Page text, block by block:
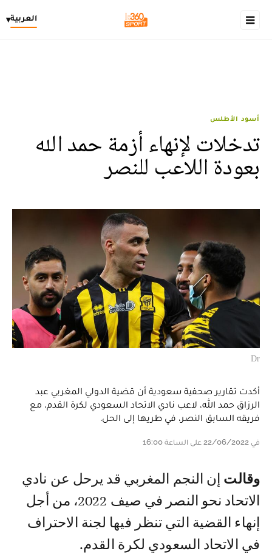
العربية▾
أسود الأطلس
تدخلات لإنهاء أزمة حمد الله
بعودة اللاعب للنصر
Dr
أكدت تقارير صحفية سعودية أن قضية الدولي المغربي عبد
الرزاق حمد الله، لاعب نادي الاتحاد السعودي لكرة القدم، مع
فريقه السابق النصر، في طريها إلى الحل.
في 22/06/2022 على الساعة 16:00
وقالت إن النجم المغربي قد يرحل عن نادي
الاتحاد نحو النصر في صيف 2022، من أجل
إنهاء القضية التي تنظر فيها لجنة الاحتراف
في الاتحاد السعودي لكرة القدم.